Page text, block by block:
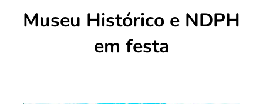
Museu Histórico e NDPH
em festa